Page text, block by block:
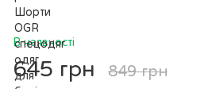
В наявності
645 грн 849 грн